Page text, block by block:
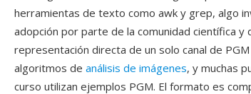
herramientas de texto como awk y grep, algo
adopción por parte de la comunidad científica
representación directa de un solo canal de
algoritmos de análisis de imágenes, y muchas
curso utilizan ejemplos PGM. El formato es